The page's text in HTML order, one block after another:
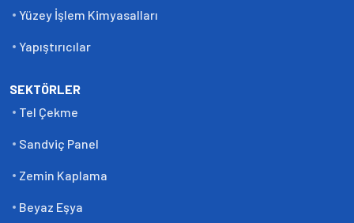
Yüzey İşlem Kimyasalları
Yapıştırıcılar
SEKTÖRLER
Tel Çekme
Sandviç Panel
Zemin Kaplama
Beyaz Eşya